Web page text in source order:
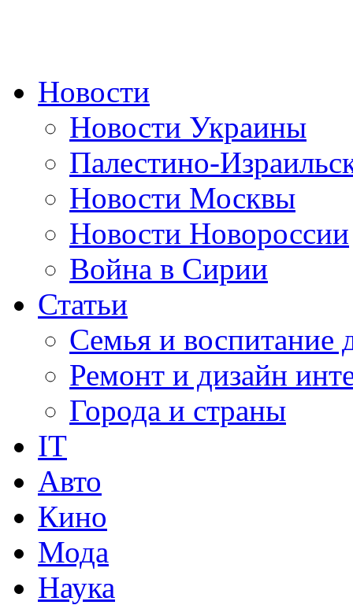
Новости
Новости Украины
Палестино-
Новости Москвы
Новости Новороссии
Война в Сирии
Статьи
Семья и воспитание
Ремонт и дизайн
Города и страны
IT
Авто
Кино
Мода
Наука